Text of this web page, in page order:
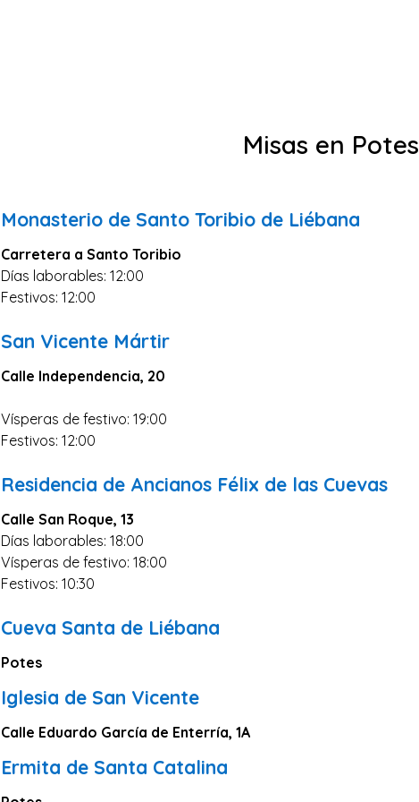
Misas en Potes
Monasterio de Santo Toribio de Liébana
Carretera a Santo Toribio
Días laborables: 12:00
Festivos: 12:00
San Vicente Mártir
Calle Independencia, 20
Vísperas de festivo: 19:00
Festivos: 12:00
Residencia de Ancianos Félix de las Cuevas
Calle San Roque, 13
Días laborables: 18:00
Vísperas de festivo: 18:00
Festivos: 10:30
Cueva Santa de Liébana
Potes
Iglesia de San Vicente
Calle Eduardo García de Enterría, 1A
Ermita de Santa Catalina